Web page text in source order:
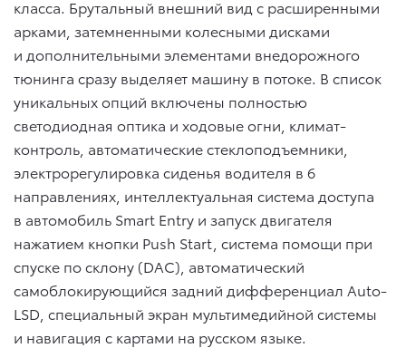
класса. Брутальный внешний вид с расширенными
арками, затемненными колесными дисками
и дополнительными элементами внедорожного
тюнинга сразу выделяет машину в потоке. В список
уникальных опций включены полностью
светодиодная оптика и ходовые огни, климат-
контроль, автоматические стеклоподъемники,
электрорегулировка сиденья водителя в 6
направлениях, интеллектуальная система доступа
в автомобиль Smart Entry и запуск двигателя
нажатием кнопки Push Start, система помощи при
спуске по склону (DAC), автоматический
самоблокирующийся задний дифференциал Auto-
LSD, специальный экран мультимедийной системы
и навигация с картами на русском языке.